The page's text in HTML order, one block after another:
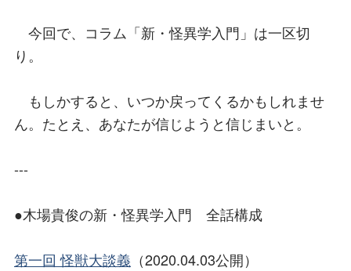
今回で、コラム「新・怪異学入門」は一区切
り。
もしかすると、いつか戻ってくるかもしれませ
ん。たとえ、あなたが信じようと信じまいと。
---
●木場貴俊の新・怪異学入門 全話構成
第一回 怪獣大談義 （2020.04.03公開）